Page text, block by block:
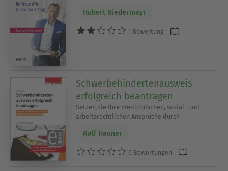
Hubert Niedermayr
1 Bewertung
Schwerbehindertenausweis
erfolgreich beantragen
Setzen Sie Ihre medizinischen, sozial- und
arbeitsrechtlichen Ansprüche durch
Ralf Hauner
0 Bewertungen